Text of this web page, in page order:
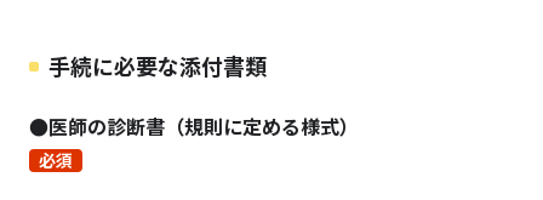
手続に必要な添付書類
●医師の診断書（規則に定める様式）
必須